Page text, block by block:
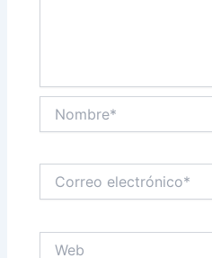
electrónico*